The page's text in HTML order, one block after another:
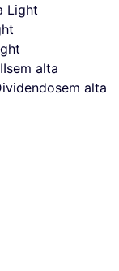
Light
em alta
em alta